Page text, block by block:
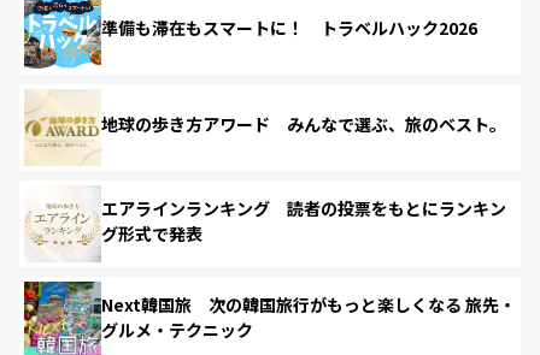
準備も滞在もスマートに！ トラベルハック2026
地球の歩き方アワード みんなで選ぶ、旅のベスト。
エアラインランキング 読者の投票をもとにランキン
グ形式で発表
Next韓国旅 次の韓国旅行がもっと楽しくなる 旅先・
グルメ・テクニック